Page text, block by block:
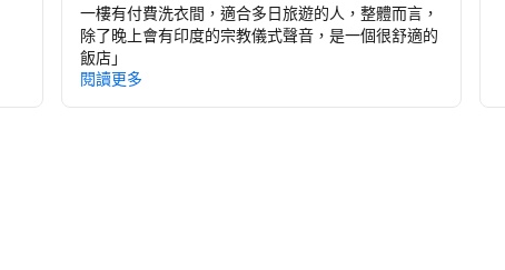
一樓有付費洗衣間，適合多日旅遊的人，整體而言，
除了晚上會有印度的宗教儀式聲音，是一個很舒適的
飯店」
閱讀更多